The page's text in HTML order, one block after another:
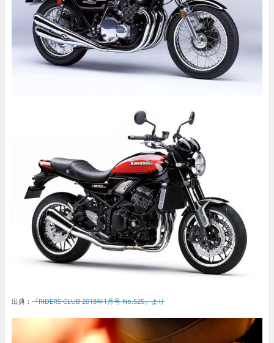
出典： 『RIDERS CLUB 2018年1月号 No.525』より